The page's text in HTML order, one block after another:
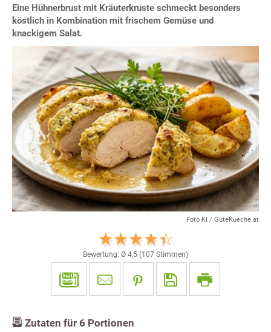
Eine Hühnerbrust mit Kräuterkruste schmeckt besonders
köstlich in Kombination mit frischem Gemüse und
knackigem Salat.
Foto KI / GuteKueche.at
Bewertung: Ø 4,5 (107 Stimmen)
Zutaten für 6 Portionen